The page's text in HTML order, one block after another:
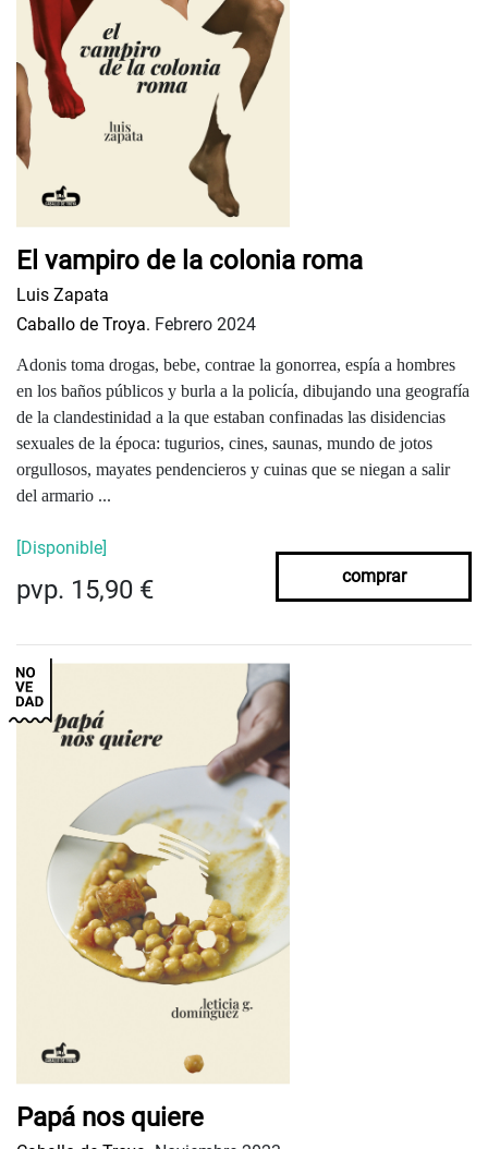
El vampiro de la colonia roma
Luis Zapata
Caballo de Troya. Febrero 2024
Adonis toma drogas, bebe, contrae la gonorrea, espía a hombres
en los baños públicos y burla a la policía, dibujando una geografía
de la clandestinidad a la que estaban confinadas las disidencias
sexuales de la época: tugurios, cines, saunas, mundo de jotos
orgullosos, mayates pendencieros y cuinas que se niegan a salir
del armario ...
[Disponible]
pvp. 15,90 € comprar
Papá nos quiere